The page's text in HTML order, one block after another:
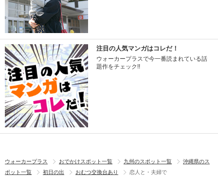
注目の人気マンガはコレだ！
ウォーカープラスで今一番読まれている話
題作をチェック!!
ウォーカープラス おでかけスポット一覧 九州のスポット一覧
沖縄県のス
ポット一覧
初日の出 おむつ交換台あり 恋人と・夫婦で